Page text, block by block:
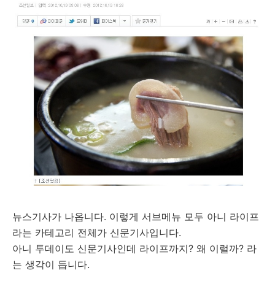
뉴스기사가 나옵니다. 이렇게 서브메뉴 모두 아니 라이프
라는 카테고리 전체가 신문기사입니다.
아니 투데이도 신문기사인데 라이프까지? 왜 이럴까? 라
는 생각이 듭니다.